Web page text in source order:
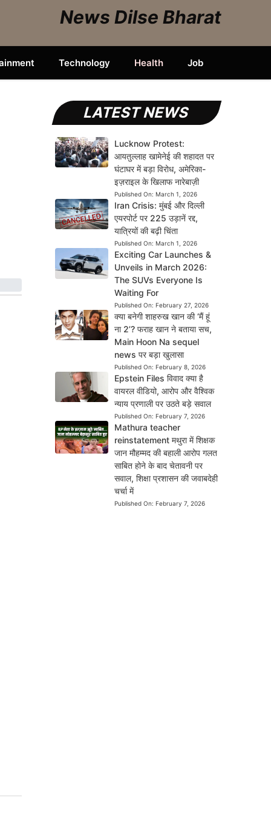
News Dilse Bharat
Technology Health Job
LATEST NEWS
Lucknow Protest:
आयतुल्लाह खामेनेई की शहादत पर
घंटाघर में बड़ा विरोध, अमेरिका-
इज़राइल के खिलाफ नारेबाज़ी
Published On: March 1, 2026
Iran Crisis: मुंबई और दिल्ली
एयरपोर्ट पर 225 उड़ानें रद्द,
यात्रियों की बढ़ी चिंता
Published On: March 1, 2026
Exciting Car Launches &
Unveils in March 2026:
The SUVs Everyone Is
Waiting For
Published On: February 27, 2026
क्या बनेगी शाहरुख खान की ‘मैं हूं
ना 2’? फराह खान ने बताया सच,
Main Hoon Na sequel
news पर बड़ा खुलासा
Published On: February 8, 2026
Epstein Files विवाद क्या है
वायरल वीडियो, आरोप और वैश्विक
न्याय प्रणाली पर उठते बड़े सवाल
Published On: February 7, 2026
Mathura teacher
reinstatement मथुरा में शिक्षक
जान मौहम्मद की बहाली आरोप गलत
साबित होने के बाद चेतावनी पर
सवाल, शिक्षा प्रशासन की जवाबदेही
चर्चा में
Published On: February 7, 2026